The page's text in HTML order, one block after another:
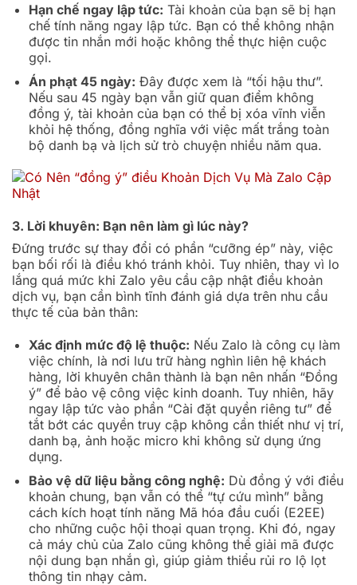
Hạn chế ngay lập tức: Tài khoản của bạn sẽ bị hạn
chế tính năng ngay lập tức. Bạn có thể không nhận
được tin nhắn mới hoặc không thể thực hiện cuộc
gọi.
Án phạt 45 ngày: Đây được xem là “tối hậu thư”.
Nếu sau 45 ngày bạn vẫn giữ quan điểm không
đồng ý, tài khoản của bạn có thể bị xóa vĩnh viễn
khỏi hệ thống, đồng nghĩa với việc mất trắng toàn
bộ danh bạ và lịch sử trò chuyện nhiều năm qua.
3. Lời khuyên: Bạn nên làm gì lúc này?
Đứng trước sự thay đổi có phần “cưỡng ép” này, việc
bạn bối rối là điều khó tránh khỏi. Tuy nhiên, thay vì lo
lắng quá mức khi Zalo yêu cầu cập nhật điều khoản
dịch vụ, bạn cần bình tĩnh đánh giá dựa trên nhu cầu
thực tế của bản thân:
Xác định mức độ lệ thuộc: Nếu Zalo là công cụ làm
việc chính, là nơi lưu trữ hàng nghìn liên hệ khách
hàng, lời khuyên chân thành là bạn nên nhấn “Đồng
ý” để bảo vệ công việc kinh doanh. Tuy nhiên, hãy
ngay lập tức vào phần “Cài đặt quyền riêng tư” để
tắt bớt các quyền truy cập không cần thiết như vị trí,
danh bạ, ảnh hoặc micro khi không sử dụng ứng
dụng.
Bảo vệ dữ liệu bằng công nghệ: Dù đồng ý với điều
khoản chung, bạn vẫn có thể “tự cứu mình” bằng
cách kích hoạt tính năng Mã hóa đầu cuối (E2EE)
cho những cuộc hội thoại quan trọng. Khi đó, ngay
cả máy chủ của Zalo cũng không thể giải mã được
nội dung bạn nhắn gì, giúp giảm thiểu rủi ro lộ lọt
thông tin nhạy cảm.